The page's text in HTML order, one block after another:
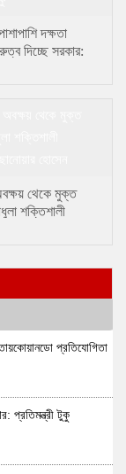
দক্ষতা
দিচ্ছে সরকার:
থেকে মুক্ত
শক্তিশালী
প্রতিযোগিতা
প্রতিমন্ত্রী টুকু